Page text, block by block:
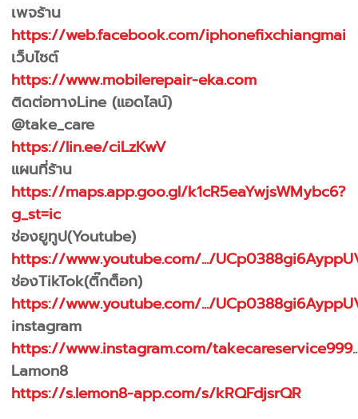
เพจร้าน
https://web.facebook.com/iphonefixchiangmai
เว็บไซต์
https://www.mobilerepair-eka.com
ติดต่อทางLine (แอดไลน์)
@take_care
https://lin.ee/ciLzKwV
แผนที่ร้าน
https://maps.app.goo.gl/k1cR5eaYwjsWMybc6?
g_st=ic
ช่องยูทูป(Youtube)
https://www.youtube.com/.../
ช่องTikTok(ติ๊กต็อก)
https://www.youtube.com/.../
instagram
https://www.instagram.com/takecareservice999
Lamon8
https://s.lemon8-app.com/s/kRQFdjsrQR